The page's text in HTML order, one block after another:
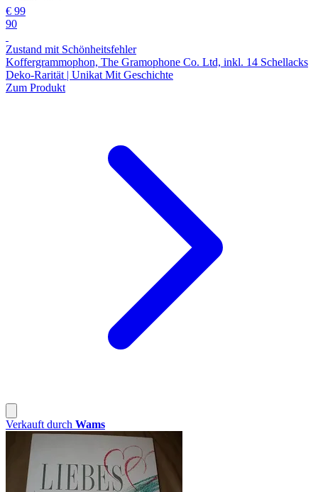
€ 99
90
Zustand mit Schönheitsfehler
Koffergrammophon, The Gramophone Co. Ltd, inkl. 14 Schellacks
Deko-Rarität | Unikat Mit Geschichte
Zum Produkt
Verkauft durch Wams